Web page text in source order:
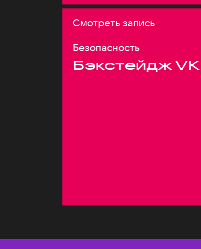
Смотреть запись
Безопасность
Бэкстейдж VK